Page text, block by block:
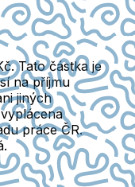
. Tato částka je
na příjmu
jiných
práce ČR.